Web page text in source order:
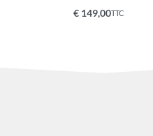
€149,00TTC